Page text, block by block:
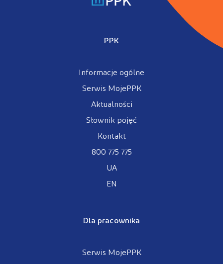
PPK
Informacje ogólne
Serwis MojePPK
Aktualności
Słownik pojęć
Kontakt
800 775 775
UA
EN
Dla pracownika
Serwis MojePPK